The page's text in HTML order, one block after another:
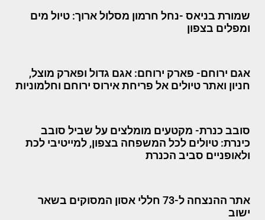
שמורת בניאס -נחל חרמון מסלול ארוך: טיול מים
ומפלים בצפון
אגם ירוחם- פארק ירוחם: אגם גדול ופארק מוצל,
חניון ואתר טיולים אל פריחת אירוס ירוחם וחלמוניות
סובב כנרת- מקטעים מומלצים על שביל סובב
כינרת: טיולים לכל המשפחה בצפון, למייטיבי לכת
ולאופניים סביב הכנרת
אתר ההנצחה ל-73 חללי אסון המסוקים בשאר
ישוב